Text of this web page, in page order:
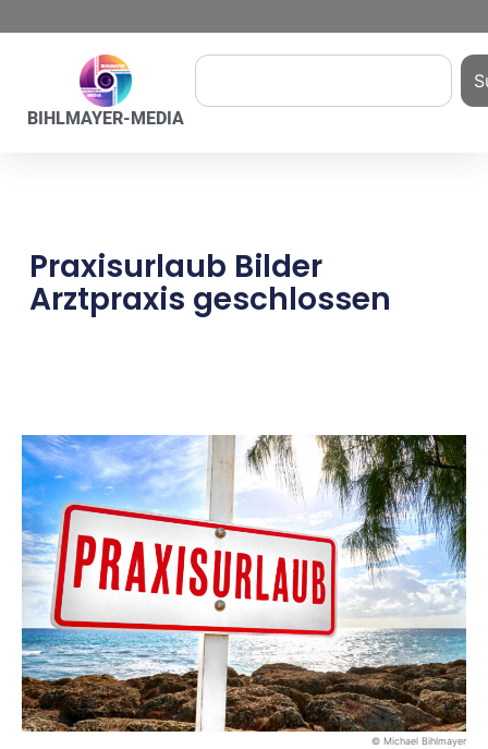
BIHLMAYER-MEDIA
Praxisurlaub Bilder
Arztpraxis geschlossen
© Michael Bihlmayer